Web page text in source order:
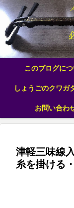
このブログに
しょうごのクワガ
お問い合わ
津軽三味線
糸を掛ける